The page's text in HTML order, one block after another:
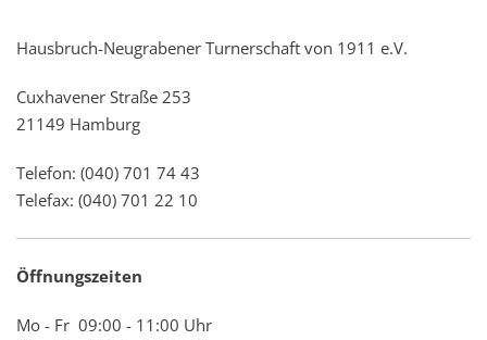
Hausbruch-Neugrabener Turnerschaft von 1911 e.V.
Cuxhavener Straße 253
21149 Hamburg
Telefon: (040) 701 74 43
Telefax: (040) 701 22 10
Öffnungszeiten
Mo - Fr 09:00 - 11:00 Uhr